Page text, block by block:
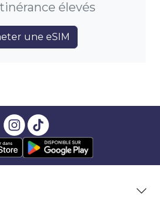
élevés
une eSIM